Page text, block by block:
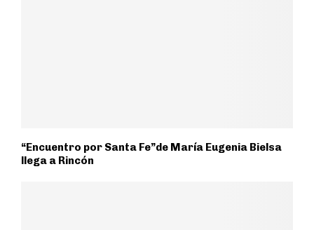
“Encuentro por Santa Fe”de María Eugenia Bielsa
llega a Rincón